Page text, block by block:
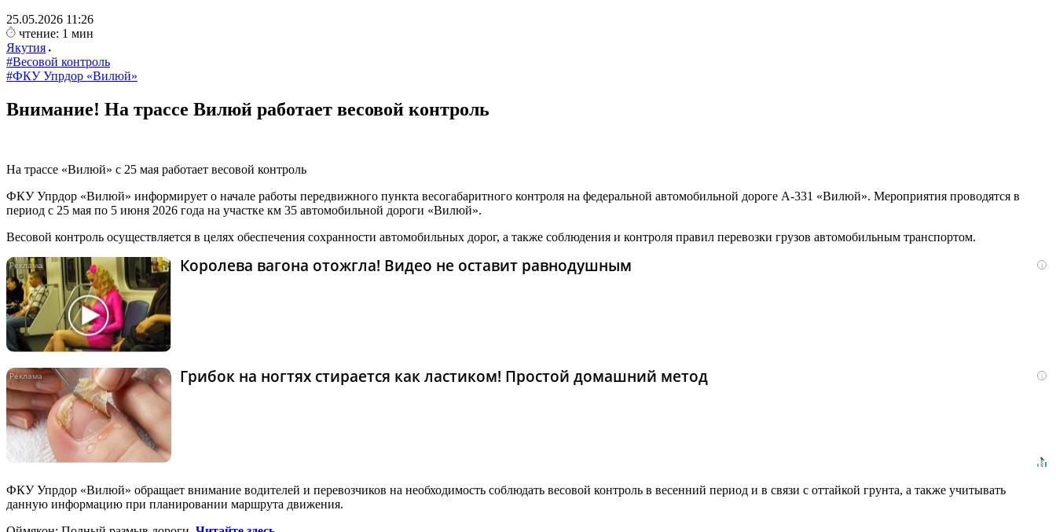
25.05.2026 11:26
чтение: 1 мин
Якутия
#Весовой контроль
#ФКУ Упрдор «Вилюй»
Внимание! На трассе Вилюй работает весовой контроль
На трассе «Вилюй» с 25 мая работает весовой контроль
ФКУ Упрдор «Вилюй» информирует о начале работы передвижного пункта весогабаритного контроля на федеральной автомобильной дороге А-331 «Вилюй». Мероприятия проводятся в
период с 25 мая по 5 июня 2026 года на участке км 35 автомобильной дороги «Вилюй».
Весовой контроль осуществляется в целях обеспечения сохранности автомобильных дорог, а также соблюдения и контроля правил перевозки грузов автомобильным транспортом.
i
Королева вагона отожгла! Видео не оставит равнодушным
i
Грибок на ногтях стирается как ластиком! Простой домашний метод
ФКУ Упрдор «Вилюй» обращает внимание водителей и перевозчиков на необходимость соблюдать весовой контроль в весенний период и в связи с оттайкой грунта, а также учитывать
данную информацию при планировании маршрута движения.